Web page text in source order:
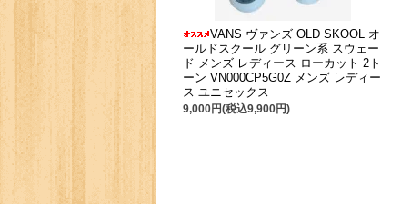
VANS ヴァンズ OLD SKOOL オ
ールドスクール グリーン系 スウェー
ド メンズ レディース ローカット 2ト
ーン VN000CP5G0Z メンズ レディー
ス ユニセックス
9,000円(税込9,900円)